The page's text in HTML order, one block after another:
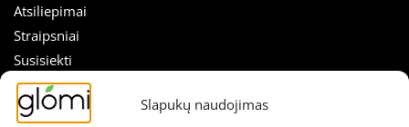
Slapukų naudojimas
Nuolaidos tiesiai į el. paštą!
Atsiliepimai
Straipsniai
Susisiekti
SEKITE MUS